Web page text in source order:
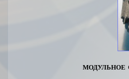
модульное